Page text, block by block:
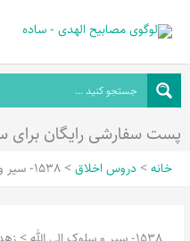
محتوا
پست سفارشی رایگان برای سفارشات
خانه دروس اخلاق 1538- سیر و سلوک الی الله > زهد 1